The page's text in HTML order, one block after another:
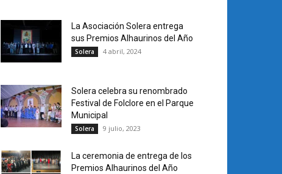
La Asociación Solera entrega
sus Premios Alhaurinos del Año
Solera 4 abril, 2024
Solera celebra su renombrado
Festival de Folclore en el Parque
Municipal
Solera 9 julio, 2023
La ceremonia de entrega de los
Premios Alhaurinos del Año